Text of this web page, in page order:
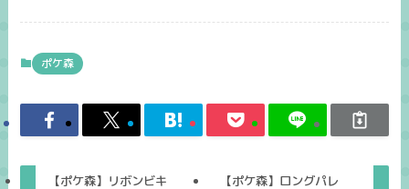
ポケ森
【ポケ森】リボンビキ
【ポケ森】ロングパレ